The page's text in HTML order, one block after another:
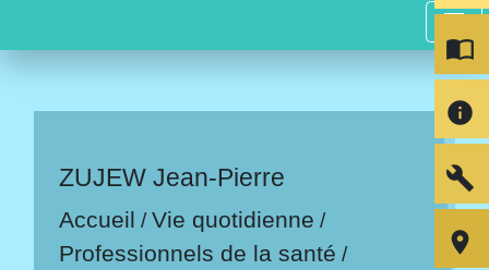
menu
ZUJEW Jean-Pierre
Accueil /Vie quotidienne /
Professionnels de la santé /
import_contacts
info
build
room